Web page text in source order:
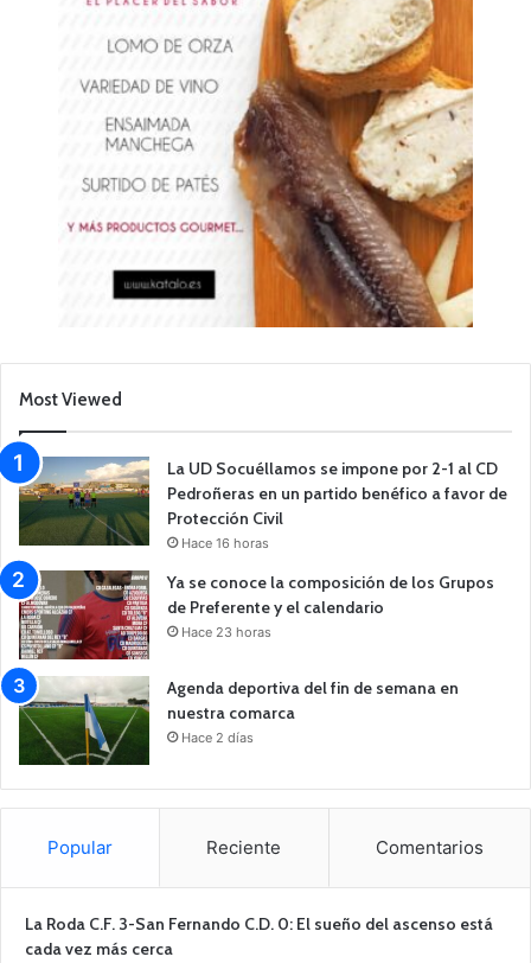
Most Viewed
La UD Socuéllamos se impone por 2-1 al CD
Pedroñeras en un partido benéfico a favor de
Protección Civil
Hace 16 horas
Ya se conoce la composición de los Grupos
de Preferente y el calendario
Hace 23 horas
Agenda deportiva del fin de semana en
nuestra comarca
Hace 2 días
Popular Reciente Comentarios
La Roda C.F. 3-San Fernando C.D. 0: El sueño del ascenso está
cada vez más cerca